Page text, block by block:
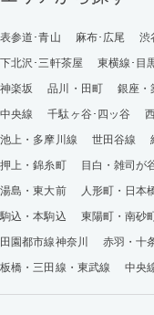
表参道･青山 麻布･広尾 渋
下北沢･三軒茶屋
東横線･目
神楽坂
品川・田町 銀座・
中央線
千駄ヶ谷･四ッ谷
池上・多摩川線
世田谷線
押上・錦糸町
目白・雑司が
湯島・東大前
人形町・日本
駒込・本駒込
東陽町・南砂
田園都市線神奈川
赤羽・十
板橋・三田線・東武線
中央